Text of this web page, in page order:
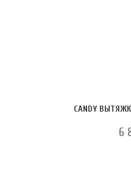
CANDY
6